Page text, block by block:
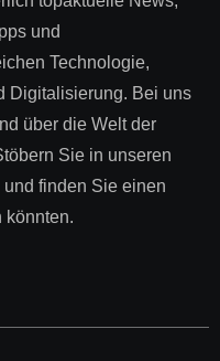
und
Technologie,
Digitalisierung. Bei uns
über die Welt der
Sie in unseren
finden Sie einen
könnten.